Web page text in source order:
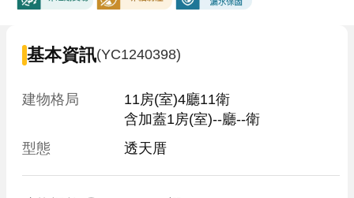
基本資訊(YC1240398)
建物格局
11房(室)4廳11衛
含加蓋1房(室)--廳--衛
型態
透天厝